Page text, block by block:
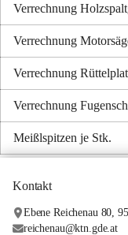
Verrechnung
Verrechnung
Verrechnung
Verrechnung
Meißlspitzen je Stk.
Kontakt
Ebene Reichenau 80,
reichenau@ktn.gde.at